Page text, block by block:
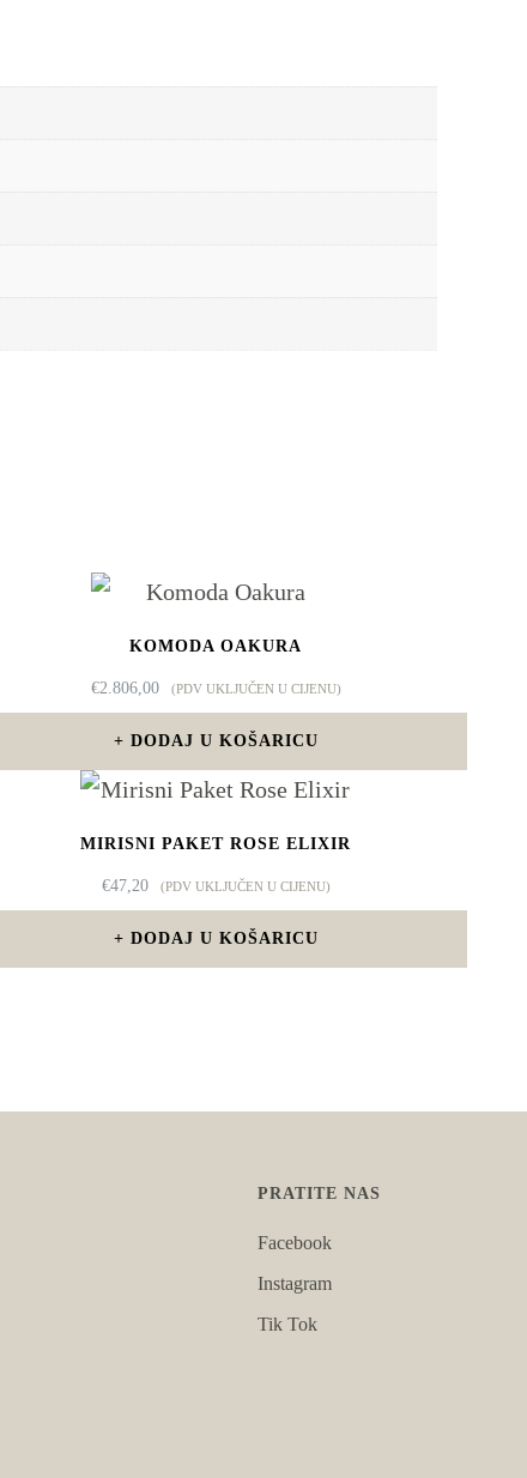
KOMODA OAKURA
€2.806,00 (PDV UKLJUČEN U CIJENU)
DODAJ U KOŠARICU
MIRISNI PAKET ROSE ELIXIR
€47,20 (PDV UKLJUČEN U CIJENU)
DODAJ U KOŠARICU
PRATITE NAS
Facebook
Instagram
Tik Tok